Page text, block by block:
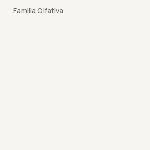
Familia Olfativa